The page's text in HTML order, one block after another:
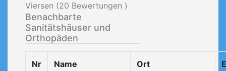
Viersen (20 Bewertungen )
Benachbarte
Sanitätshäuser und
Orthopäden
Nr Name Ort